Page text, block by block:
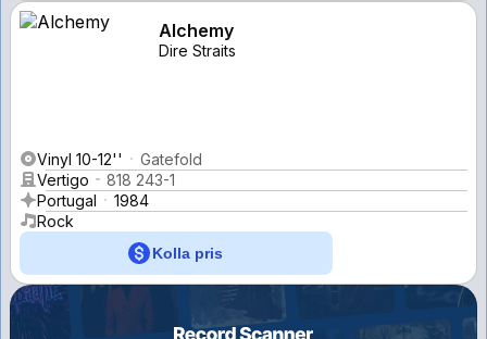
Alchemy
Dire Straits
Vinyl 10-12''
Gatefold
Vertigo
818 243-1
Portugal
1984
Rock
Kolla pris